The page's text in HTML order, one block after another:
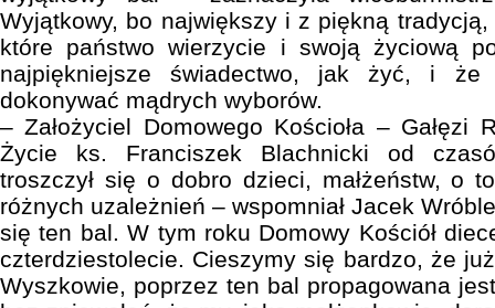
Wyjątkowy, bo największy i z piękną
które państwo wierzycie i swoją życiową
najpiękniejsze świadectwo, jak żyć, i
dokonywać mądrych wyborów.
– Założyciel Domowego Kościoła – Gałęzi
Życie ks. Franciszek Blachnicki od
troszczył się o dobro dzieci, małżeństw, o
różnych uzależnień – wspomniał Jacek
się ten bal. W tym roku Domowy Kościół
czterdziestolecie. Cieszymy się bardzo, że
Wyszkowie, poprzez ten bal propagowana